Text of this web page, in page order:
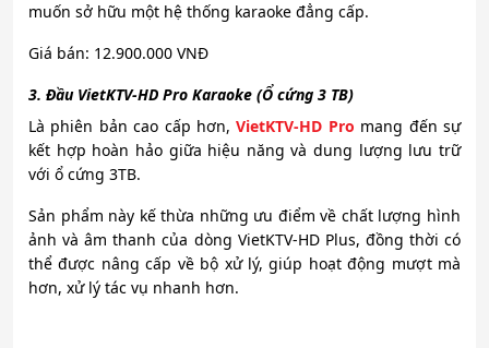
muốn sở hữu một hệ thống karaoke đẳng cấp.
Giá bán: 12.900.000 VNĐ
3. Đầu VietKTV-HD Pro Karaoke (Ổ cứng 3 TB)
Là phiên bản cao cấp hơn,VietKTV-HD Pro mang đến sự
kết hợp hoàn hảo giữa hiệu năng và dung lượng lưu trữ
với ổ cứng 3TB.
Sản phẩm này kế thừa những ưu điểm về chất lượng hình
ảnh và âm thanh của dòng VietKTV-HD Plus, đồng thời có
thể được nâng cấp về bộ xử lý, giúp hoạt động mượt mà
hơn, xử lý tác vụ nhanh hơn.